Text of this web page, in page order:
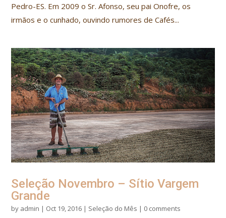
Pedro-ES. Em 2009 o Sr. Afonso, seu pai Onofre, os
irmãos e o cunhado, ouvindo rumores de Cafés...
Seleção Novembro – Sítio Vargem
Grande
by admin | Oct 19, 2016 | Seleção do Mês | 0 comments